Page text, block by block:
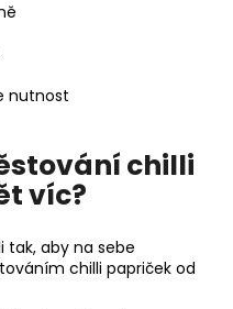
nutnost
chilli
víc?
tak, aby na sebe
chilli papriček od